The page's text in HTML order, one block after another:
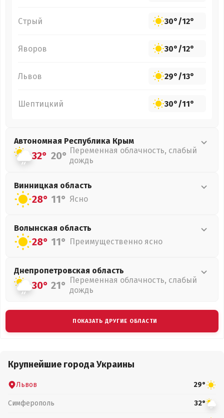
Стрый 30°/12°
Яворов 30°/12°
Львов 29°/13°
Шептицкий 30°/11°
Автономная Республика Крым
32° 20° Переменная облачность, слабый
дождь
Винницкая область
28° 11° Ясно
Волынская область
28° 11° Преимущественно ясно
Днепропетровская область
30° 21° Переменная облачность, слабый
дождь
ПОКАЗАТЬ ДРУГИЕ ОБЛАСТИ
Крупнейшие города Украины
Львов 29°
Симферополь 32°